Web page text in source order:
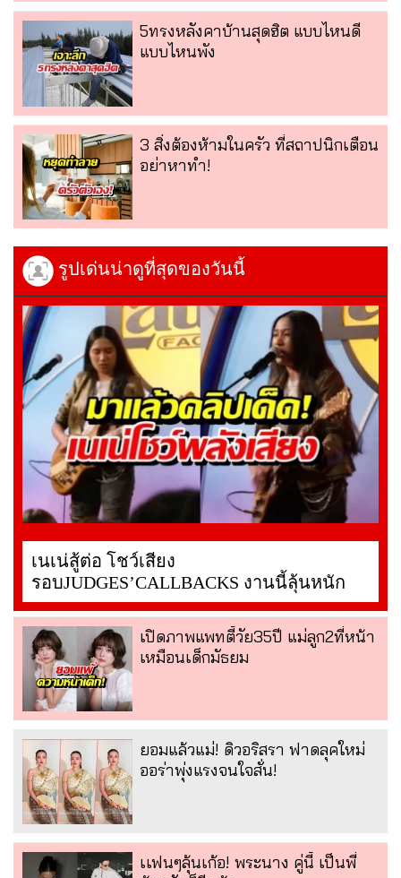
5ทรงหลังคาบ้านสุดฮิต แบบไหนดี
แบบไหนพัง
3 สิ่งต้องห้ามในครัว ที่สถาปนิกเตือน
อย่าหาทำ!
รูปเด่นน่าดูที่สุดของวันนี้
เนเน่สู้ต่อ โชว์เสียง
รอบJUDGES’CALLBACKS งานนี้ลุ้นหนัก
เปิดภาพแพทตี้วัย35ปี แม่ลูก2ที่หน้า
เหมือนเด็กมัธยม
ยอมแล้วแม่! ดิวอริสรา ฟาดลุคใหม่
ออร่าพุ่งแรงจนใจสั่น!
เเฟนๆลุ้นเก้อ! พระนาง คู่นี้ เป็นพี่